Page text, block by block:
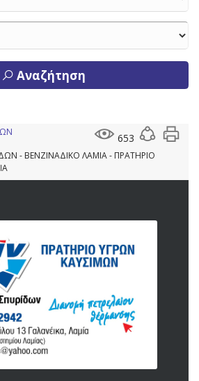
Αναζήτηση
653
- ΒΕΝΖΙΝΑΔΙΚΟ ΛΑΜΙΑ - ΠΡΑΤΗΡΙΟ